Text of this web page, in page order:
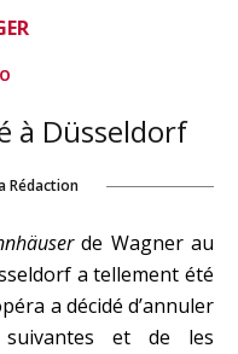
à Düsseldorf
Rédaction
de Wagner au
a tellement été
a décidé d’annuler
et de les